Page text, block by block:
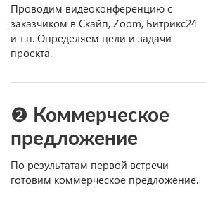
Проводим видеоконференцию с
заказчиком в Скайп, Zoom, Битрикс24
и т.п. Определяем цели и задачи
проекта.
❷ Коммерческое
предложение
По результатам первой встречи
готовим коммерческое предложение.